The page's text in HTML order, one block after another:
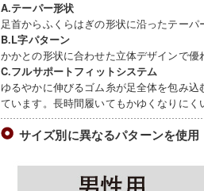
A.テーパー形状
足首からふくらはぎの形状に沿ったテーパ
B.L字パターン
かかとの形状に合わせた立体デザインで優
C.フルサポートフィットシステム
ゆるやかに伸びるゴム糸が足全体を包み
ています。長時間履いてもかゆくなりにく
サイズ別に異なるパターンを使用